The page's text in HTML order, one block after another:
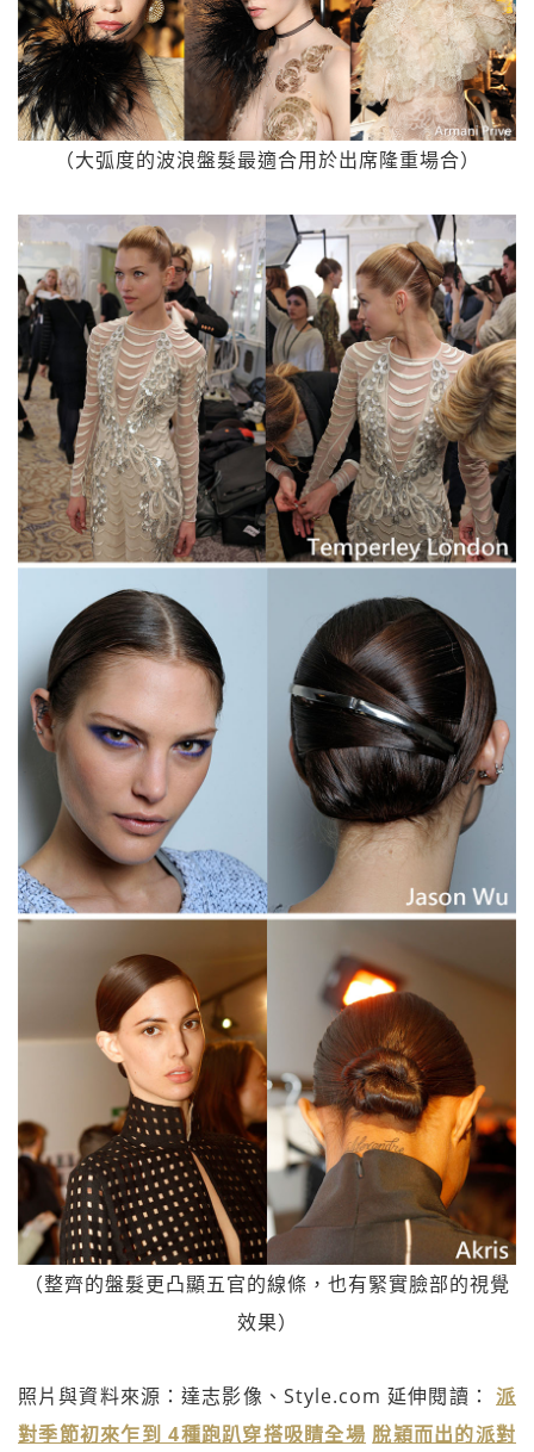
（大弧度的波浪盤髮最適合用於出席隆重場合）
（整齊的盤髮更凸顯五官的線條，也有緊實臉部的視覺
效果）
照片與資料來源：達志影像、Style.com 延伸閱讀： 派
對季節初來乍到 4種跑趴穿搭吸睛全場 脫穎而出的派對